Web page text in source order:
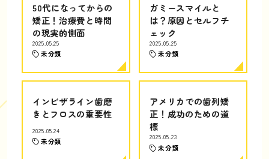
50代になってからの
矯正！治療費と時間
の現実的側面
2025.05.25
未分類
ガミースマイルと
は？原因とセルフチ
ェック
2025.05.25
未分類
インビザライン歯磨
きとフロスの重要性
2025.05.24
未分類
アメリカでの歯列矯
正！成功のための道
標
2025.05.23
未分類